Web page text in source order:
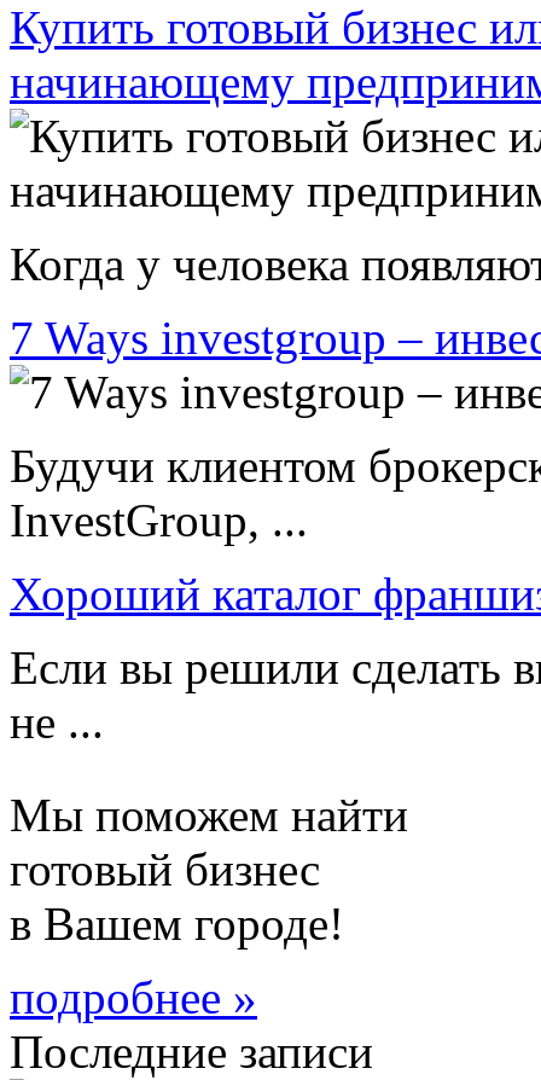
Купить готовый бизнес
начинающему
Когда у человека
7 Ways investgroup –
Будучи клиентом
InvestGroup, ...
Хороший каталог
Если вы решили сделать
не ...
Мы поможем найти
готовый бизнес
в Вашем городе!
подробнее »
Последние записи